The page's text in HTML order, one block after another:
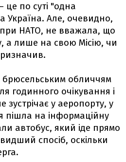
це по суті "одна
Україна. Але, очевидно,
при НАТО, не вважала, що
а лише на свою Місію, чи
брюсельським обличчям
годинного очікування і
зустрічає у аеропорту, у
пішла на інформаційну
автобус, який іде прямо
спосіб, оскільки